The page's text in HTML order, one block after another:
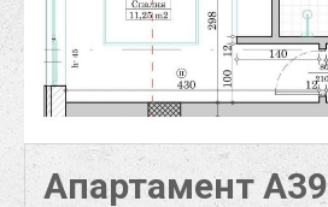
Апартамент А39